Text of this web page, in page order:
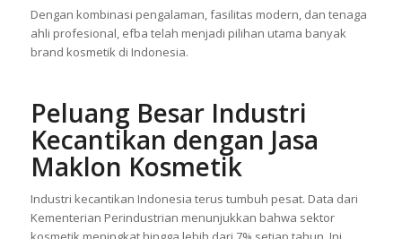
oleh tim efba agar kamu bisa fokus ke pemasaran dan
pengembangan bisnis.
brand kosmetik di Indonesia.
Peluang Besar Industri
Kecantikan dengan Jasa
Maklon Kosmetik